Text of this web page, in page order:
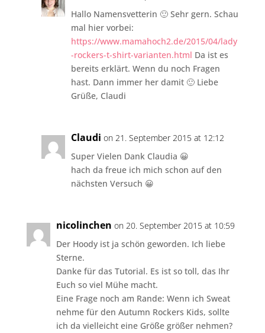
Hallo Namensvetterin 🙂 Sehr gern. Schau
mal hier vorbei:
https://www.mamahoch2.de/2015/04/lady
-rockers-t-shirt-varianten.html Da ist es
bereits erklärt. Wenn du noch Fragen
hast. Dann immer her damit 🙂 Liebe
Grüße, Claudi
Claudi on 21. September 2015 at 12:12
Super Vielen Dank Claudia 😀
hach da freue ich mich schon auf den
nächsten Versuch 😀
nicolinchen on 20. September 2015 at 10:59
Der Hoody ist ja schön geworden. Ich liebe
Sterne.
Danke für das Tutorial. Es ist so toll, das Ihr
Euch so viel Mühe macht.
Eine Frage noch am Rande: Wenn ich Sweat
nehme für den Autumn Rockers Kids, sollte
ich da vielleicht eine Größe größer nehmen?